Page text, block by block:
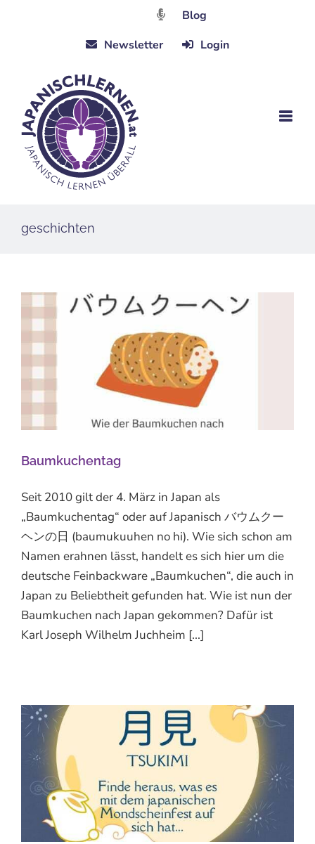
Blog
Newsletter
Login
geschichten
Baumkuchentag
Seit 2010 gilt der 4. März in Japan als
„Baumkuchentag“ oder auf Japanisch バウムクー
ヘンの日 (baumukuuhen no hi). Wie sich schon am
Namen erahnen lässt, handelt es sich hier um die
deutsche Feinbackware „Baumkuchen“, die auch in
Japan zu Beliebtheit gefunden hat. Wie ist nun der
Baumkuchen nach Japan gekommen? Dafür ist
Karl Joseph Wilhelm Juchheim [...]